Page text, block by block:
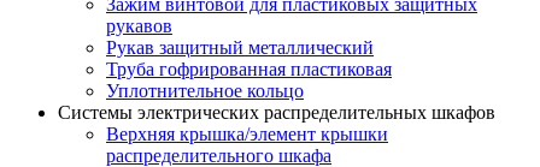
Зажим винтовой для пластиковых защитных
рукавов
Рукав защитный металлический
Труба гофрированная пластиковая
Уплотнительное кольцо
Системы электрических распределительных шкафов
Верхняя крышка/элемент крышки
распределительного шкафа